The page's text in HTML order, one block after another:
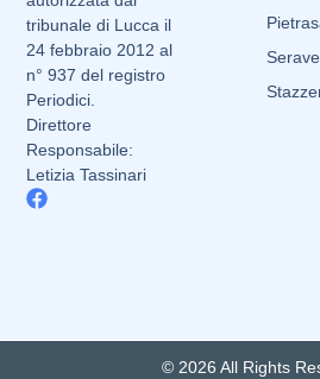
tribunale di Lucca il
24 febbraio 2012 al
n° 937 del registro
Periodici.
Direttore
Responsabile:
Letizia Tassinari
© 2026 All Rights